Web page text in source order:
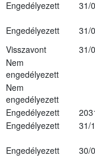
Engedélyezett
31/
Engedélyezett
31/
Visszavont
31/
Nem
engedélyezett
Nem
engedélyezett
Engedélyezett
Engedélyezett
31/
Engedélyezett 30/